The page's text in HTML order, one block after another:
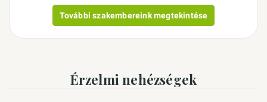
További szakembereink megtekintése
Érzelmi nehézségek